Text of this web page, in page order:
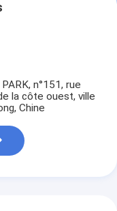
n°151, rue
la côte ouest, ville
Chine